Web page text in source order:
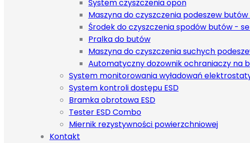
System czyszczenia opon
Maszyna do czyszczenia podeszew butów
Środek do czyszczenia spodów butów -
Pralka do butów
Maszyna do czyszczenia suchych
Automatyczny dozownik ochraniaczy na
System monitorowania wyładowań
System kontroli dostępu ESD
Bramka obrotowa ESD
Tester ESD Combo
Miernik rezystywności powierzchniowej
Kontakt